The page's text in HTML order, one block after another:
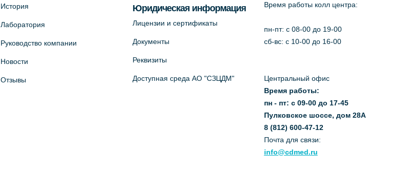
История
Лаборатория
Руководство компании
Новости
Отзывы
Юридическая информация
Лицензии и сертификаты
Документы
Реквизиты
Доступная среда АО "СЗЦДМ"
Время работы колл центра:
пн-пт: c 08-00 до 19-00
сб-вс: с 10-00 до 16-00
Центральный офис
Время работы:
пн - пт: с 09-00 до 17-45
Пулковское шоссе, дом 28А
8 (812) 600-47-12
Почта для связи:
info@cdmed.ru